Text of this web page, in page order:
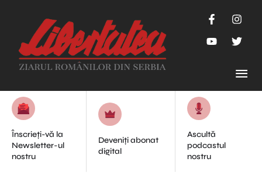
Înscrieți-vă la
Newsletter-ul
nostru
Deveniți abonat
digital
Ascultă
podcastul
nostru